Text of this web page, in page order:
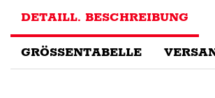
DETAILL. BESCHREIBUNG
GRÖSSENTABELLE